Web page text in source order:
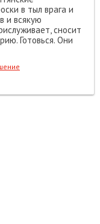
в тыл врага и
и всякую
сносит
Готовься. Они